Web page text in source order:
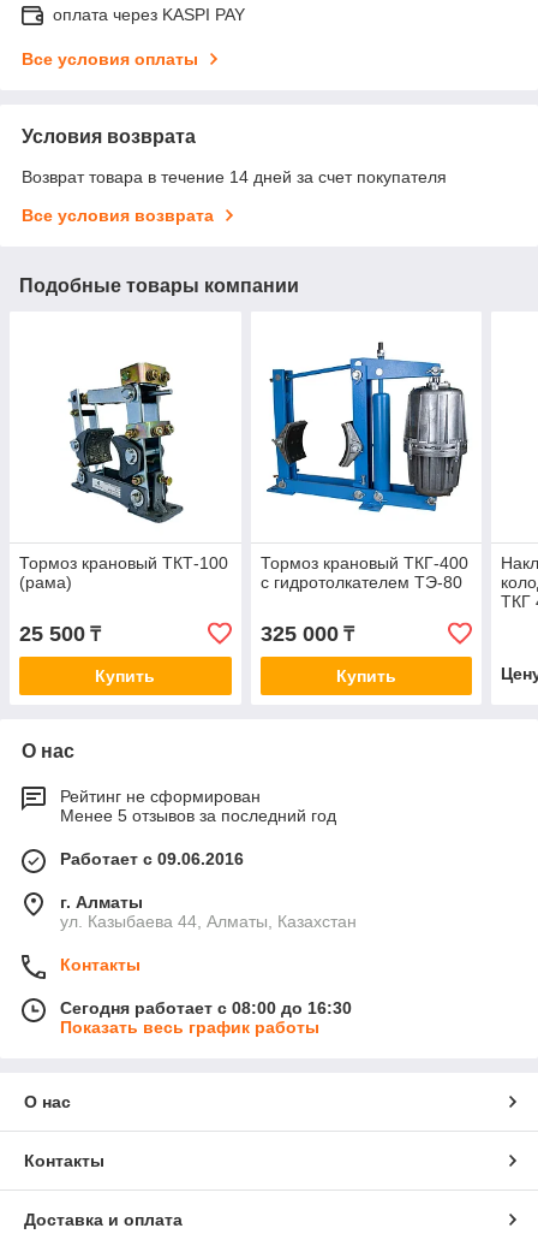
оплата через KASPI PAY
Все условия оплаты
Условия возврата
Возврат товара в течение 14 дней за счет покупателя
Все условия возврата
Подобные товары компании
Тормоз крановый ТКТ-100
(рама)
25 500 ₸
Купить
Тормоз крановый ТКГ-400
с гидротолкателем ТЭ-80
325 000₸
Купить
ТКГ
О нас
Рейтинг не сформирован
Менее 5 отзывов за последний год
Работает с 09.06.2016
г. Алматы
ул. Казыбаева 44, Алматы, Казахстан
Контакты
Сегодня работает с 08:00 до 16:30
Показать весь график работы
О нас
Контакты
Доставка и оплата